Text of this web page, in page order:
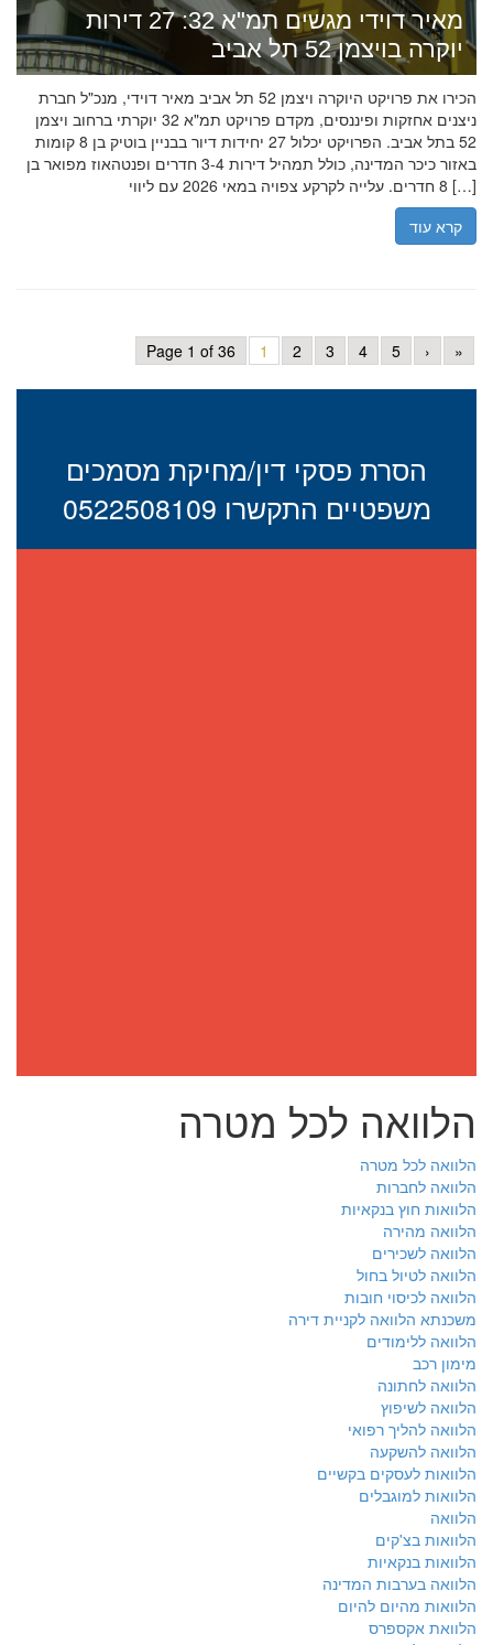
מאיר דוידי מגשים תמ"א 32: 27 דירות
יוקרה בויצמן 52 תל אביב
הכירו את פרויקט היוקרה ויצמן 52 תל אביב מאיר דוידי, מנכ"ל חברת
ניצנים אחזקות ופיננסים, מקדם פרויקט תמ"א 32 יוקרתי ברחוב ויצמן
52 בתל אביב. הפרויקט יכלול 27 יחידות דיור בבניין בוטיק בן 8 קומות
באזור כיכר המדינה, כולל תמהיל דירות 3-4 חדרים ופנטהאוז מפואר בן
8 חדרים. עלייה לקרקע צפויה במאי 2026 עם ליווי […]
קרא עוד
Page 1 of 36 1 2 3 4 5 › »
הסרת פסקי דין/מחיקת מסמכים
משפטיים התקשרו 0522508109
הלוואה לכל מטרה
הלוואה לכל מטרה
הלוואה לחברות
הלוואות חוץ בנקאיות
הלוואה מהירה
הלוואה לשכירים
הלוואה לטיול בחול
הלוואה לכיסוי חובות
משכנתא הלוואה לקניית דירה
הלוואה ללימודים
מימון רכב
הלוואה לחתונה
הלוואה לשיפוץ
הלוואה להליך רפואי
הלוואה להשקעה
הלוואות לעסקים בקשיים
הלוואות למוגבלים
הלוואה
הלוואות בצ'קים
הלוואות בנקאיות
הלוואה בערבות המדינה
הלוואות מהיום להיום
הלוואת אקספרס